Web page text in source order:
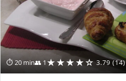
⏱ 20 min👥 1★★★★☆ 3.79 (14)